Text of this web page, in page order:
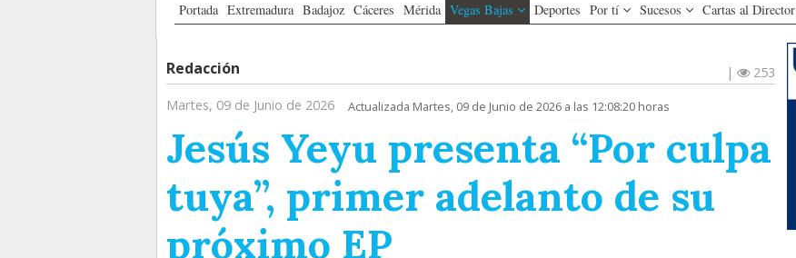
Portada Extremadura Badajoz Cáceres Mérida Vegas Bajas Deportes Por tí Sucesos Cartas al Director
Redacción |
253
Martes, 09 de Junio de 2026
Actualizada Martes, 09 de Junio de 2026 a las 12:08:20 horas
Jesús Yeyu presenta “Por culpa
tuya”, primer adelanto de su
próximo EP